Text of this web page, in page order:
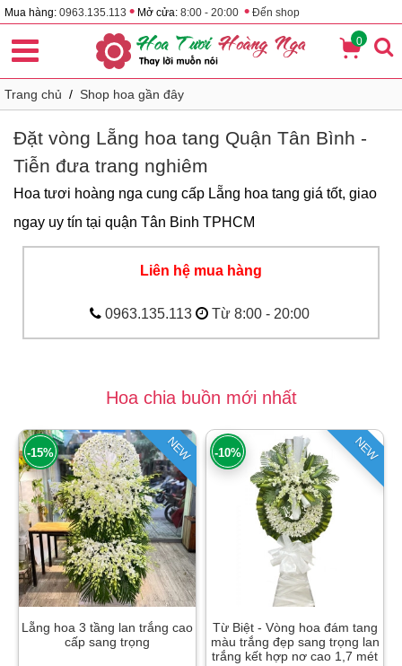
Mua hàng: 0963.135.113 • Mở cửa: 8:00 - 20:00 • Đến shop
0
Trang chủ / Shop hoa gần đây
Đặt vòng Lẵng hoa tang Quận Tân Bình -
Tiễn đưa trang nghiêm
Hoa tươi hoàng nga cung cấp Lẵng hoa tang giá tốt, giao
ngay uy tín tại quận Tân Binh TPHCM
Liên hệ mua hàng
0963.135.113 Từ 8:00 - 20:00
Hoa chia buồn mới nhất
NEW
-15%
Lẵng hoa 3 tầng lan trắng cao
cấp sang trọng
NEW
-10%
Từ Biệt - Vòng hoa đám tang
màu trắng đẹp sang trọng lan
trắng kết hợp nơ cao 1,7 mét